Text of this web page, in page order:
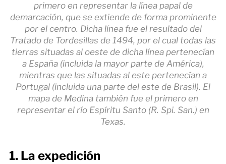
primero en representar la línea papal de
demarcación, que se extiende de forma prominente
por el centro. Dicha línea fue el resultado del
Tratado de Tordesillas de 1494, por el cual todas las
tierras situadas al oeste de dicha línea pertenecían
a España (incluida la mayor parte de América),
mientras que las situadas al este pertenecían a
Portugal (incluida una parte del este de Brasil). El
mapa de Medina también fue el primero en
representar el río Espíritu Santo (R. Spi. San.) en
Texas.
1. La expedición